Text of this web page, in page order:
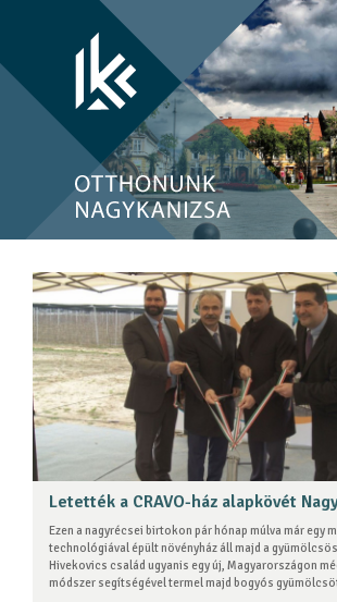
Letették a CRAVO-ház alapkövét
Ezen a nagyrécsei birtokon pár hónap múlva már egy
technológiával épült növényház áll majd a
Hivekovics család ugyanis egy új, Magyarországon
módszer segítségével termel majd bogyós